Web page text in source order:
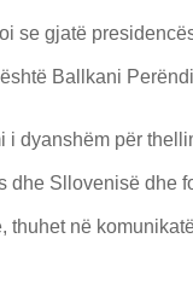
se gjatë
Ballkani
i dyanshëm për
dhe Sllovenisë dhe
thuhet në